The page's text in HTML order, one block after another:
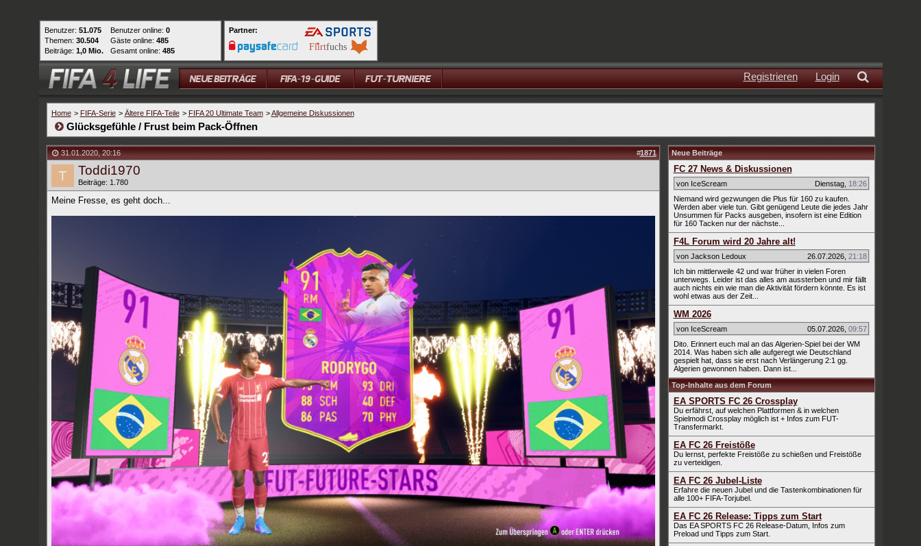
Benutzer: 51.075
Themen: 30.504
Beiträge: 1,0 Mio.
Benutzer online: 0
Gäste online: 485
Gesamt online: 485
Partner:
Login
Registrieren
Home > FIFA-Serie > Ältere FIFA-Teile > FIFA 20 Ultimate Team >Allgemeine Diskussionen
Glücksgefühle / Frust beim Pack-Öffnen
31.01.2020,20:16 #1871
Toddi1970
Beiträge: 1.780
Meine Fresse, es geht doch...
Neue Beiträge
FC 27 News & Diskussionen
von IceScream Dienstag, 18:26
Niemand wird gezwungen die Plus für 160 zu kaufen.
Werden aber viele tun. Gibt genügend Leute die jedes Jahr
Unsummen für Packs ausgeben, insofern ist eine Edition
für 160 Tacken nur der nächste...
F4L Forum wird 20 Jahre alt!
von Jackson Ledoux 26.07.2026, 21:18
Ich bin mittlerweile 42 und war früher in vielen Foren
unterwegs. Leider ist das alles am aussterben und mir fällt
auch nichts ein wie man die Aktivität fördern könnte. Es ist
wohl etwas aus der Zeit...
WM 2026
von IceScream 05.07.2026, 09:57
Dito. Erinnert euch mal an das Algerien-Spiel bei der WM
2014. Was haben sich alle aufgeregt wie Deutschland
gespielt hat, dass sie erst nach Verlängerung 2:1 gg.
Algerien gewonnen haben. Dann ist...
Top-Inhalte aus dem Forum
EA SPORTS FC 26 Crossplay
Du erfährst, auf welchen Plattformen & in welchen
Spielmodi Crossplay möglich ist + Infos zum FUT-
Transfermarkt.
EA FC 26 Freistöße
Du lernst, perfekte Freistöße zu schießen und Freistöße
zu verteidigen.
EA FC 26 Jubel-Liste
Erfahre die neuen Jubel und die Tastenkombinationen für
alle 100+ FIFA-Torjubel.
EA FC 26 Release: Tipps zum Start
Das EA SPORTS FC 26 Release-Datum, Infos zum
Preload und Tipps zum Start.